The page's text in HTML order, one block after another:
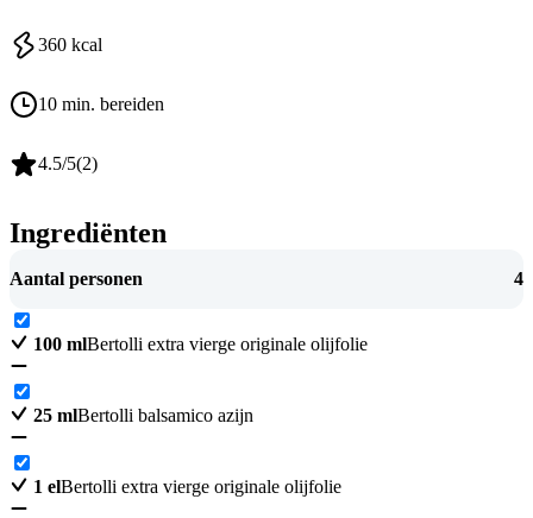
360 kcal
10 min. bereiden
4.5/5(2)
Ingrediënten
Aantal personen 4
100 mlBertolli extra vierge originale olijfolie
25 mlBertolli balsamico azijn
1 elBertolli extra vierge originale olijfolie